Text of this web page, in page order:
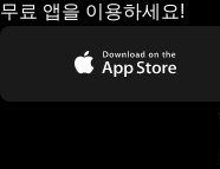
무료 앱을 이용하세요!